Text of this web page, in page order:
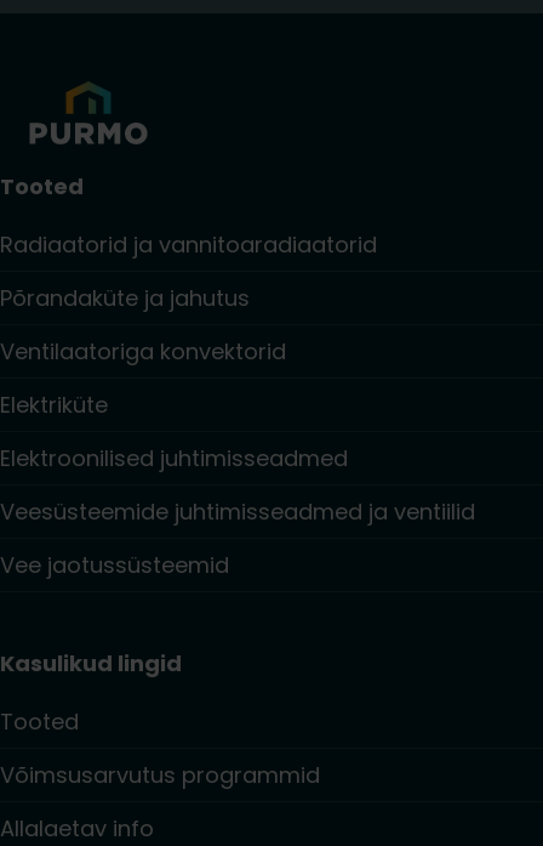
Tooted
Radiaatorid ja vannitoaradiaatorid
Põrandaküte ja jahutus
Ventilaatoriga konvektorid
Elektriküte
Elektroonilised juhtimisseadmed
Veesüsteemide juhtimisseadmed ja ventiilid
Vee jaotussüsteemid
Kasulikud lingid
Tooted
Võimsusarvutus programmid
Allalaetav info